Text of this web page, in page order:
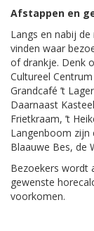
Afstappen en
Langs en nabij
vinden waar
of drankje. Denk
Cultureel
Grandcafé ’t
Daarnaast
Frietkraam, ’t
Langenboom zijn
Blaauwe Bes, de
Bezoekers wordt
gewenste
voorkomen.